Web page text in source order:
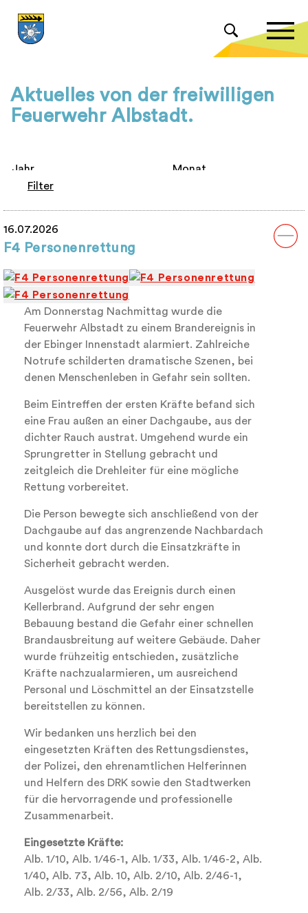
Aktuelles von der freiwilligen
Feuerwehr Albstadt.
Filter
16.07.2026
F4 Personenrettung
Am Donnerstag Nachmittag wurde die
Feuerwehr Albstadt zu einem Brandereignis in
der Ebinger Innenstadt alarmiert. Zahlreiche
Notrufe schilderten dramatische Szenen, bei
denen Menschenleben in Gefahr sein sollten.
Beim Eintreffen der ersten Kräfte befand sich
eine Frau außen an einer Dachgaube, aus der
dichter Rauch austrat. Umgehend wurde ein
Sprungretter in Stellung gebracht und
zeitgleich die Drehleiter für eine mögliche
Rettung vorbereitet.
Die Person bewegte sich anschließend von der
Dachgaube auf das angrenzende Nachbardach
und konnte dort durch die Einsatzkräfte in
Sicherheit gebracht werden.
Ausgelöst wurde das Ereignis durch einen
Kellerbrand. Aufgrund der sehr engen
Bebauung bestand die Gefahr einer schnellen
Brandausbreitung auf weitere Gebäude. Daher
wurde frühzeitig entschieden, zusätzliche
Kräfte nachzualarmieren, um ausreichend
Personal und Löschmittel an der Einsatzstelle
bereitstellen zu können.
Wir bedanken uns herzlich bei den
eingesetzten Kräften des Rettungsdienstes,
der Polizei, den ehrenamtlichen Helferinnen
und Helfern des DRK sowie den Stadtwerken
für die hervorragende und professionelle
Zusammenarbeit.
Eingesetzte Kräfte:
Alb. 1/10, Alb. 1/46-1, Alb. 1/33, Alb. 1/46-2, Alb.
1/40, Alb. 73, Alb. 10, Alb. 2/10, Alb. 2/46-1,
Alb. 2/33, Alb. 2/56, Alb. 2/19